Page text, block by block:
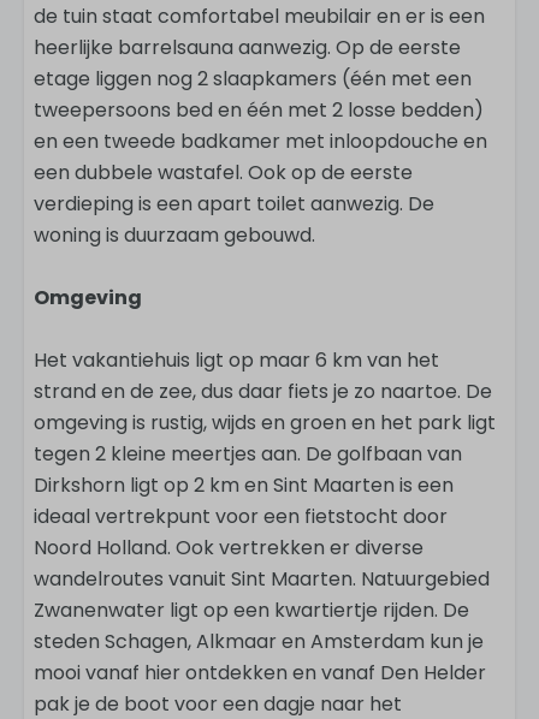
de tuin staat comfortabel meubilair en er is een
heerlijke barrelsauna aanwezig. Op de eerste
etage liggen nog 2 slaapkamers (één met een
tweepersoons bed en één met 2 losse bedden)
en een tweede badkamer met inloopdouche en
een dubbele wastafel. Ook op de eerste
verdieping is een apart toilet aanwezig. De
woning is duurzaam gebouwd.
Omgeving
Het vakantiehuis ligt op maar 6 km van het
strand en de zee, dus daar fiets je zo naartoe. De
omgeving is rustig, wijds en groen en het park ligt
tegen 2 kleine meertjes aan. De golfbaan van
Dirkshorn ligt op 2 km en Sint Maarten is een
ideaal vertrekpunt voor een fietstocht door
Noord Holland. Ook vertrekken er diverse
wandelroutes vanuit Sint Maarten. Natuurgebied
Zwanenwater ligt op een kwartiertje rijden. De
steden Schagen, Alkmaar en Amsterdam kun je
mooi vanaf hier ontdekken en vanaf Den Helder
pak je de boot voor een dagje naar het